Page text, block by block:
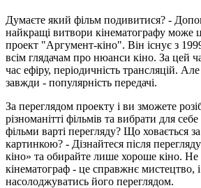
Думаєте який фільм подивитися? -
найкращі витвори кінематографу може
проект "Аргумент-кіно". Він існує з
всім глядачам про нюанси кіно. За цей
час ефіру, періодичність трансляцій.
завжди - популярність передачі.
За переглядом проекту і ви зможете
різноманітті фільмів та вибрати для
фільми варті перегляду? Що ховається
картинкою? - Дізнайтеся після
кіно» та обирайте лише хороше кіно. Не
кінематограф - це справжнє мистецтво,
насолоджуватись його переглядом.